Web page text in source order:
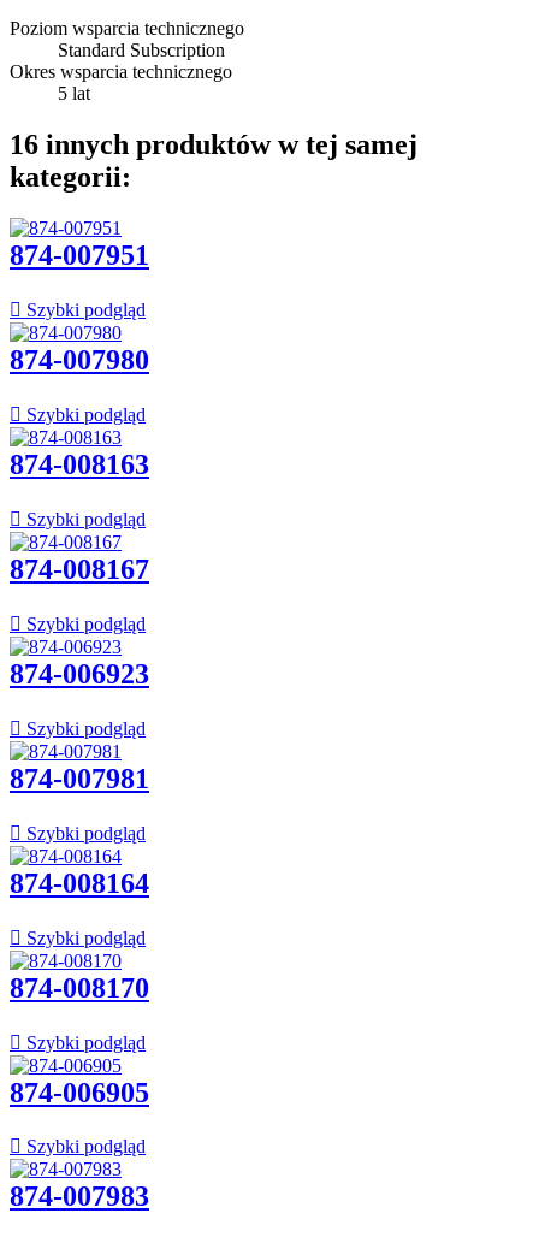
Poziom wsparcia technicznego
Standard Subscription
Okres wsparcia technicznego
5 lat
16 innych produktów w tej samej
kategorii:
874-007951
 Szybki podgląd
874-007980
 Szybki podgląd
874-008163
 Szybki podgląd
874-008167
 Szybki podgląd
874-006923
 Szybki podgląd
874-007981
 Szybki podgląd
874-008164
 Szybki podgląd
874-008170
 Szybki podgląd
874-006905
 Szybki podgląd
874-007983